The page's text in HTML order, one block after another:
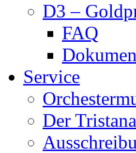
D3 –
FAQ
Service
Der